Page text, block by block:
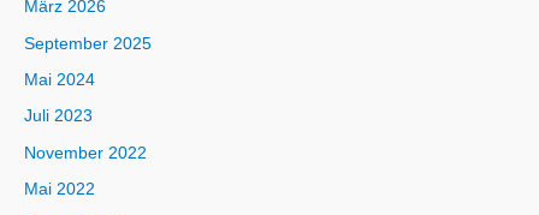
März 2026
September 2025
Mai 2024
Juli 2023
November 2022
Mai 2022